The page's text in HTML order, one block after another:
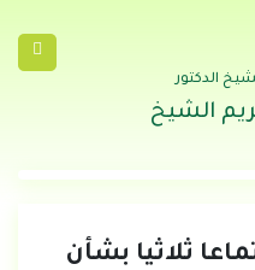
الدكتور
الشيخ
ثلاثيا بشأن